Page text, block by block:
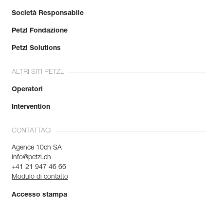
Società Responsabile
Petzl Fondazione
Petzl Solutions
ALTRI SITI PETZL
Operatori
Intervention
CONTATTACI
Agence 10ch SA
info@petzl.ch
+41 21 947 46 66
Modulo di contatto
Accesso stampa